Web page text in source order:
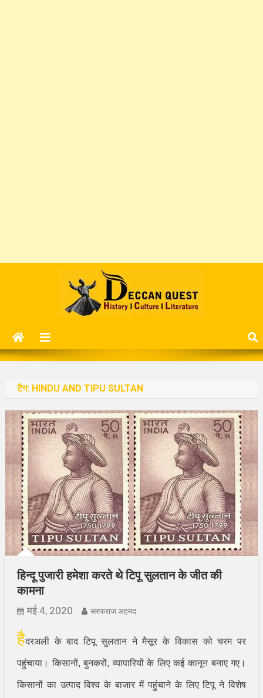
Deccan Quest
टैग: HINDU AND TIPU SULTAN
हिन्दू पुजारी हमेशा करते थे टिपू सुलतान के जीत की
कामना
मई 4, 2020 सरफराज अहमद
हैदरअली के बाद टिपू सुलतान ने मैसूर के विकास को चरम पर
पहुंचाया। किसानों,बुनकरों,व्यापारियों के लिए कई कानून बनाए गए।
किसानों का उत्पाद विश्व के बाजार में पहुंचाने के लिए टिपू ने विशेष